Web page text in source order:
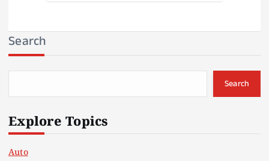
Search
Search
Explore Topics
Auto